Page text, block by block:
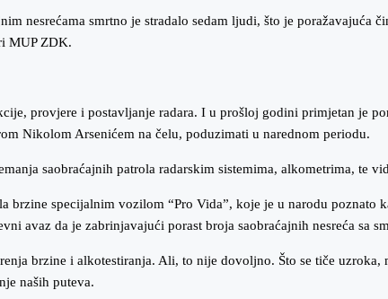
nesrećama smrtno je stradalo sedam ljudi, što je
MUP ZDK.
provjere i postavljanje radara. I u prošloj godini primjetan je
Nikolom Arsenićem na čelu, poduzimati u narednom periodu.
saobraćajnih patrola radarskim sistemima, alkometrima, te
brzine specijalnim vozilom “Pro Vida”, koje je u narodu
avaz da je zabrinjavajući porast broja saobraćajnih nesreća sa
brzine i alkotestiranja. Ali, to nije dovoljno. Što se tiče
naših puteva.